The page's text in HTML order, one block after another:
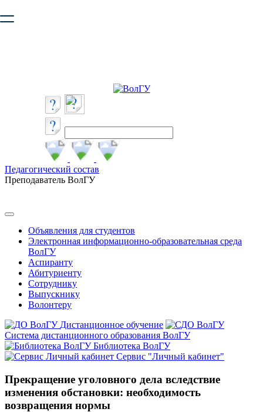
безопасную работу с сайтом. Пожалуйста
Педагогический состав
Преподаватель ВолГУ
Объявления для студентов
Электронная информационно-образовательная среда
ВолГУ
Аспиранту
Абитуриенту
Сотруднику
Выпускнику
Волонтеру
Дистанционное обучение
Система дистанционного образования ВолГУ
Библиотека ВолГУ
Сервис "Личный кабинет"
Прекращение уголовного дела вследствие
изменения обстановки: необходимость
возвращения нормы